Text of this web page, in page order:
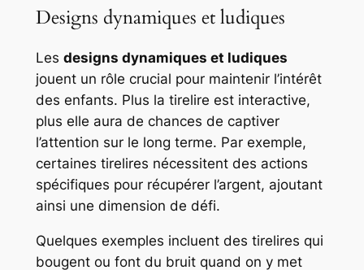
Designs dynamiques et ludiques
Les designs dynamiques et ludiques
jouent un rôle crucial pour maintenir l’intérêt
des enfants. Plus la tirelire est interactive,
plus elle aura de chances de captiver
l’attention sur le long terme. Par exemple,
certaines tirelires nécessitent des actions
spécifiques pour récupérer l’argent, ajoutant
ainsi une dimension de défi.
Quelques exemples incluent des tirelires qui
bougent ou font du bruit quand on y met